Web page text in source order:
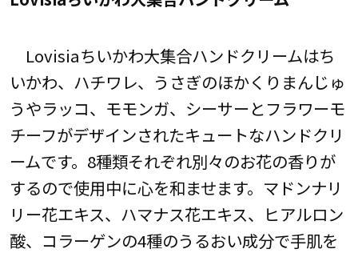
Lovisiaちいかわ大集合ハンドクリームはち
いかわ、ハチワレ、うさぎのほかくりまんじゅ
うやラッコ、モモンガ、シーサーとフラワーモ
チーフがデザインされたキュートなハンドクリ
ームです。8種類それぞれ別々のお花の香りが
するので使用中に心を和ませます。マドンナリ
リー花エキス、ハマナス花エキス、ヒアルロン
酸、コラーゲンの4種のうるおい成分で手肌を